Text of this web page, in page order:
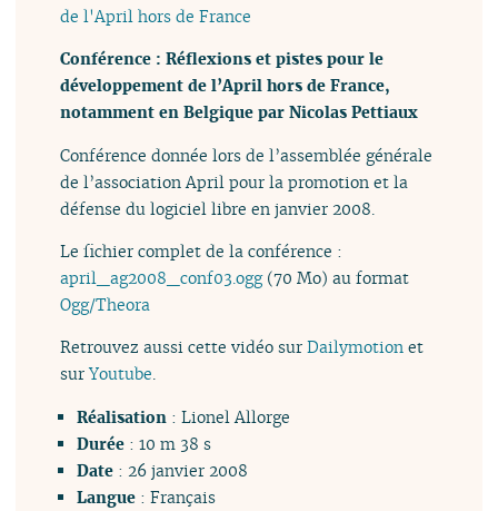
Conférence : Réflexions et pistes pour le
développement de l’April hors de France,
notamment en Belgique par Nicolas Pettiaux
Conférence donnée lors de l’assemblée générale
de l’association April pour la promotion et la
défense du logiciel libre en janvier 2008.
Le fichier complet de la conférence :
april_ag2008_conf03.ogg(70 Mo) au format
Ogg/Theora
Retrouvez aussi cette vidéo surDailymotion et
surYoutube.
Réalisation: Lionel Allorge
Durée: 10 m 38 s
Date: 26 janvier 2008
Langue: Français